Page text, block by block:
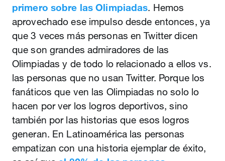
primero sobre las Olimpiadas. Hemos
aprovechado ese impulso desde entonces, ya
que 3 veces más personas en Twitter dicen
que son grandes admiradores de las
Olimpiadas y de todo lo relacionado a ellos vs.
las personas que no usan Twitter. Porque los
fanáticos que ven las Olimpiadas no solo lo
hacen por ver los logros deportivos, sino
también por las historias que esos logros
generan. En Latinoamérica las personas
empatizan con una historia ejemplar de éxito,